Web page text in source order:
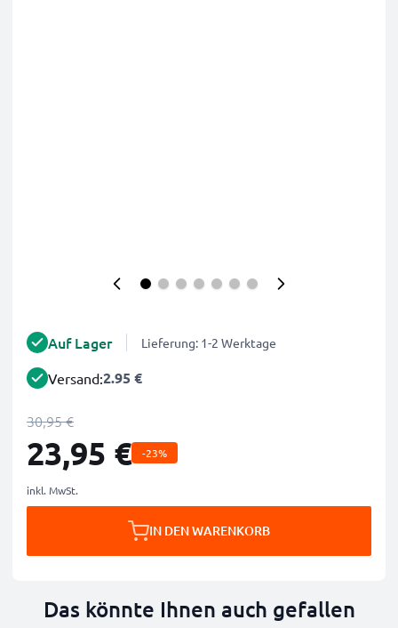
Auf Lager Lieferung: 1-2 Werktage
Versand:2.95 €
30,95 €
23,95 € -23%
inkl. MwSt.
IN DEN WARENKORB
Das könnte Ihnen auch gefallen